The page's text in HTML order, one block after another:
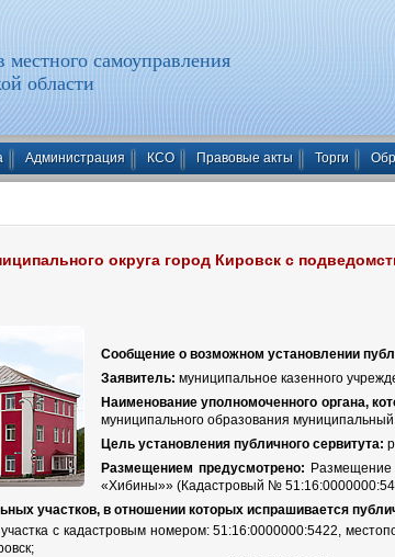
самоуправления
области
Администрация КСО Правовые акты Торги
округа город Кировск с
Сообщение о возможном установлении
Заявитель: муниципальное казенного
Наименование уполномоченного органа,
муниципального образования муниципальный
Цель установления публичного сервитута:
Размещением предусмотрено: Размещение
«Хибины»» (Кадастровый №
участков, в отношении которых испрашивается
участка с кадастровым номером: 51:16:0000000:5422,